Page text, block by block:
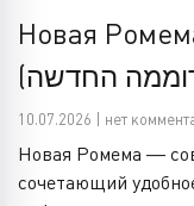
Новая
10.07.2026 | нет
Новая Ромема —
сочетающий